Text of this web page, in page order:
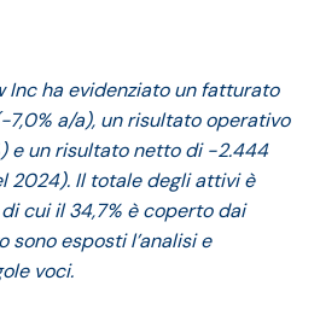
Inc ha evidenziato un fatturato
a/a), un risultato operativo
e un risultato netto di -2.444
2024). Il totale degli attivi è
cui il 34,7% è coperto dai
sono esposti l’analisi e
voci.